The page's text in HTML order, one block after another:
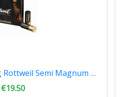
Φυσίγγια Γερμανίας Rottweil Semi Magnum 40gr 10τμχ 15398
€19.50